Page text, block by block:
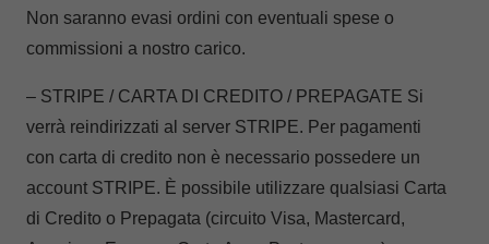
Non saranno evasi ordini con eventuali spese o
commissioni a nostro carico.
– STRIPE / CARTA DI CREDITO / PREPAGATE Si
verrà reindirizzati al server STRIPE. Per pagamenti
con carta di credito non è necessario possedere un
account STRIPE. È possibile utilizzare qualsiasi Carta
di Credito o Prepagata (circuito Visa, Mastercard,